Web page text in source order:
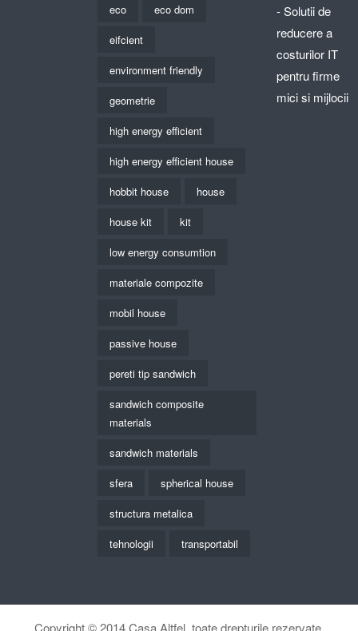
eco
eco dom
eifcient
environment friendly
geometrie
high energy efficient
high energy efficient house
hobbit house
house
house kit
kit
low energy consumtion
materiale compozite
mobil house
passive house
pereti tip sandwich
sandwich composite
materials
sandwich materials
sfera
spherical house
structura metalica
tehnologii
transportabil
- Solutii de
reducere a
costurilor IT
pentru firme
mici si mijlocii
Copyright © 2014Casa Altfel, toate drepturile rezervate.